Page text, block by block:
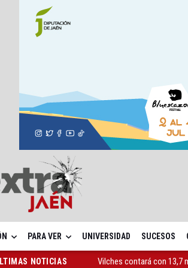
PARA VER UNIVERSIDAD SUCESOS
NOTICIAS
El PSOE acusa al PP de